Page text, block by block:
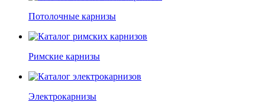
Потолочные карнизы
Римские карнизы
Электрокарнизы